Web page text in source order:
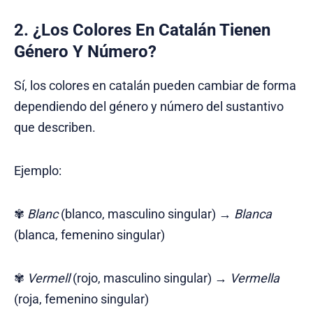
2. ¿Los Colores En Catalán Tienen
Género Y Número?
Sí, los colores en catalán pueden cambiar de forma
dependiendo del género y número del sustantivo
que describen.
Ejemplo:
✾ Blanc(blanco, masculino singular) → Blanca
(blanca, femenino singular)
✾ Vermell(rojo, masculino singular) → Vermella
(roja, femenino singular)